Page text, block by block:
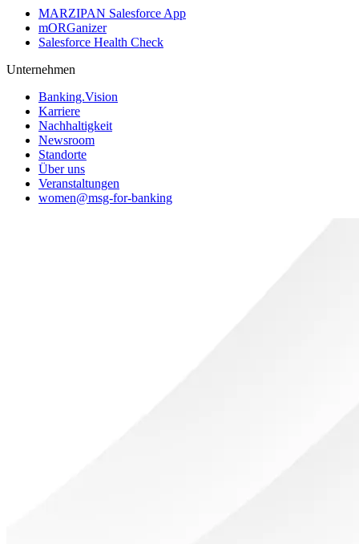
MARZIPAN Salesforce App
mORGanizer
Salesforce Health Check
Unternehmen
Banking.Vision
Karriere
Nachhaltigkeit
Newsroom
Standorte
Über uns
Veranstaltungen
women@msg-​for-banking